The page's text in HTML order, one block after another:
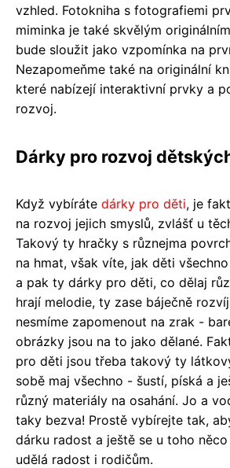
vzhled. Fotokniha s fotografiemi
miminka je také skvělým
bude sloužit jako vzpomínka na
Nezapomeňme také na originální
které nabízejí interaktivní prvky a
rozvoj.
Dárky pro rozvoj
Když vybíráte dárky pro děti, je
na rozvoj jejich smyslů, zvlášť u
Takový ty hračky s různejma
na hmat, však víte, jak děti
a pak ty dárky pro děti, co dělaj
hrají melodie, ty zase báječně
nesmíme zapomenout na zrak -
obrázky jsou na to jako dělané.
pro děti jsou třeba takový ty
sobě maj všechno - šustí, píská a
různý materiály na osahání. Jo a
taky bezva! Prostě vybírejte tak,
dárku radost a ještě se u toho
udělá radost i rodičům.